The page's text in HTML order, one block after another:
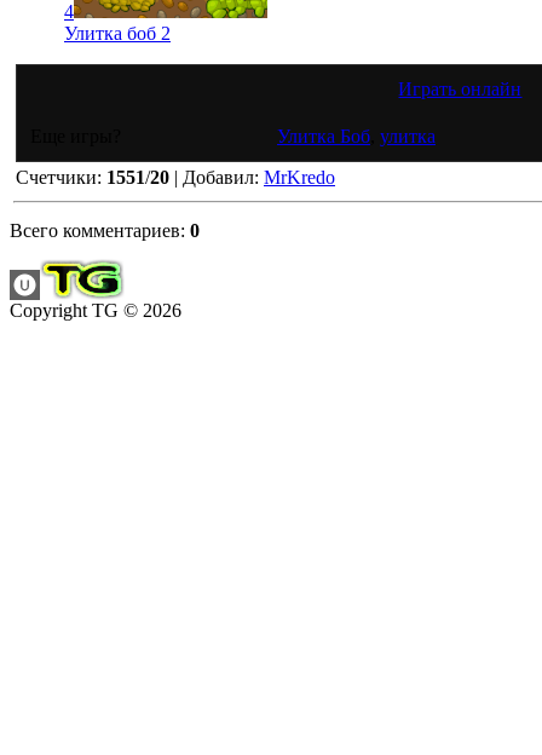
4
Улитка боб 2
Играть онлайн
Улитка Боб улитка
Счетчики: 1551/20 | Добавил: MrKredo
Всего комментариев: 0
Copyright TG © 2026